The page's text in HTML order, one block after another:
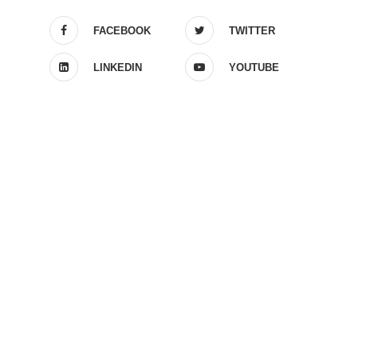
FACEBOOK TWITTER
LINKEDIN YOUTUBE